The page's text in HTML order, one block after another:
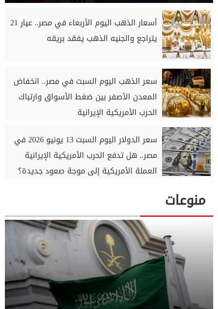
أسعار الذهب اليوم الأربعاء في مصر.. عيار 21
يتراجع والجنيه الذهب يفقد بريقه
سعر الذهب اليوم السبت في مصر.. انخفاض
المعدن الأصفر بين ضغط الأسواق وارتباك
الحرب الأمريكية الإيرانية
سعر الدولار اليوم السبت 13 يونيو 2026 في
مصر.. هل تدفع الحرب الأمريكية الإيرانية
العملة الأمريكية إلى موجة صعود جديدة؟
منوعات